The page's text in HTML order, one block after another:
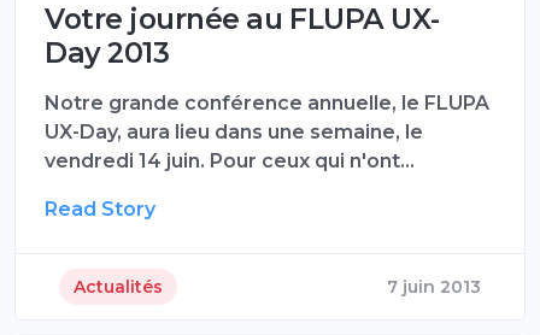
Votre journée au FLUPA UX-
Day 2013
Notre grande conférence annuelle, le FLUPA
UX-Day, aura lieu dans une semaine, le
vendredi 14 juin. Pour ceux qui n'ont…
Read Story
Actualités 7 juin 2013